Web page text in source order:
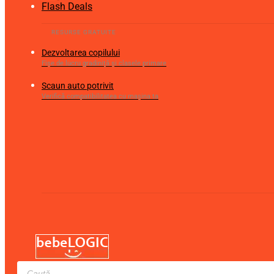
Flash Deals
Dezvoltarea copilului
Fișe de lucru gradiniță și clasele primare
Scaun auto potrivit
Verifică compatibilitatea cu mașina ta
Products